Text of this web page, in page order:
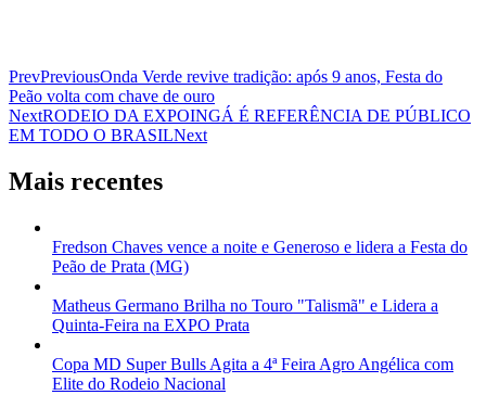
PrevPreviousOnda Verde revive tradição: após 9 anos, Festa do
Peão volta com chave de ouro
NextRODEIO DA EXPOINGÁ É REFERÊNCIA DE PÚBLICO
EM TODO O BRASILNext
Mais recentes
Fredson Chaves vence a noite e Generoso e lidera a Festa do
Peão de Prata (MG)
Matheus Germano Brilha no Touro "Talismã" e Lidera a
Quinta-Feira na EXPO Prata
Copa MD Super Bulls Agita a 4ª Feira Agro Angélica com
Elite do Rodeio Nacional